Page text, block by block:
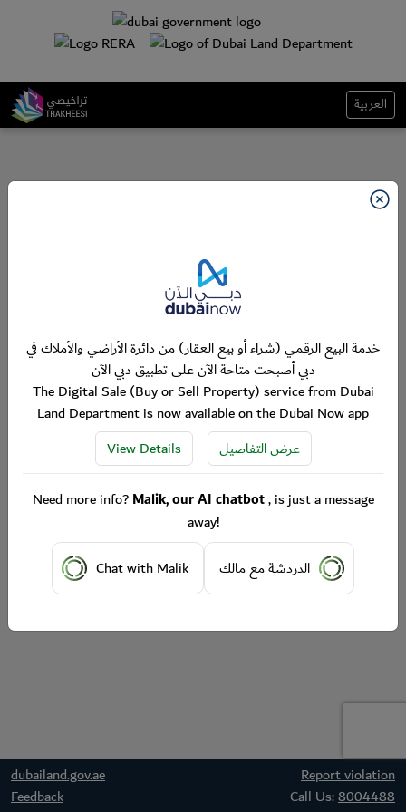
العربية
dubailand.gov.ae
Report violation
Feedback
Call Us:8004488
خدمة البيع الرقمي (شراء أو بيع العقار) من دائرة الأراضي والأملاك في
دبي أصبحت متاحة الآن على تطبيق دبي الآن
The Digital Sale (Buy or Sell Property) service from Dubai
Land Department is now available on the Dubai Now app
View Details
عرض التفاصيل
Need more info?Malik, our AI chatbot, is just a message
away!
Chat with Malik
الدردشة مع مالك